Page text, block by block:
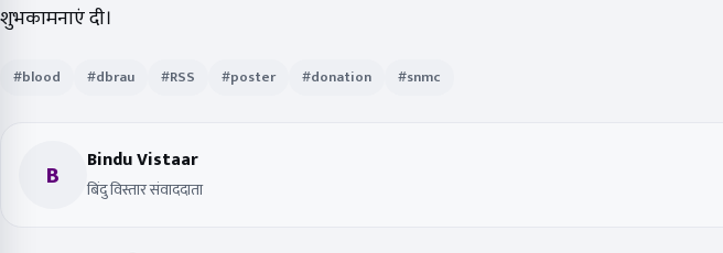
शुभकामनाएं दी।
#blood #dbrau #RSS #poster #donation #snmc
B Bindu Vistaar
बिंदु विस्तार संवाददाता